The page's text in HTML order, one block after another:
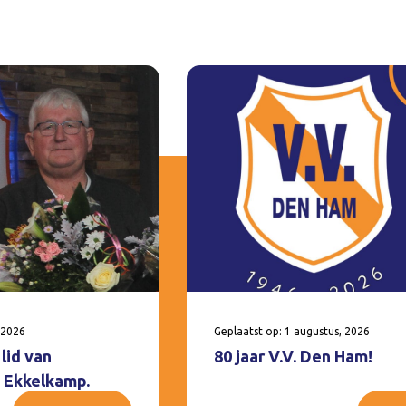
van
Geplaatst op: 1 augustus, 2026
80 jaar V.V. Den Ham!